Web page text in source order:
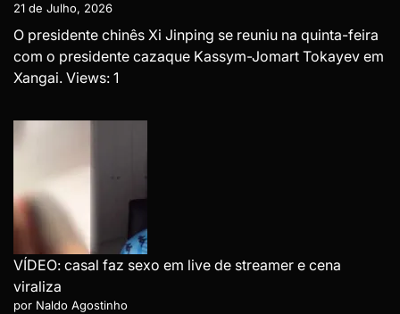
21 de Julho, 2026
O presidente chinês Xi Jinping se reuniu na quinta-feira
com o presidente cazaque Kassym-Jomart Tokayev em
Xangai. Views: 1
VÍDEO: casal faz sexo em live de streamer e cena
viraliza
por Naldo Agostinho